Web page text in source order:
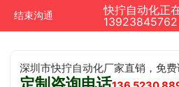
结束沟通
快拧自动化正
13923845762
深圳市快拧自动化厂家直销，免费
定制咨询电话